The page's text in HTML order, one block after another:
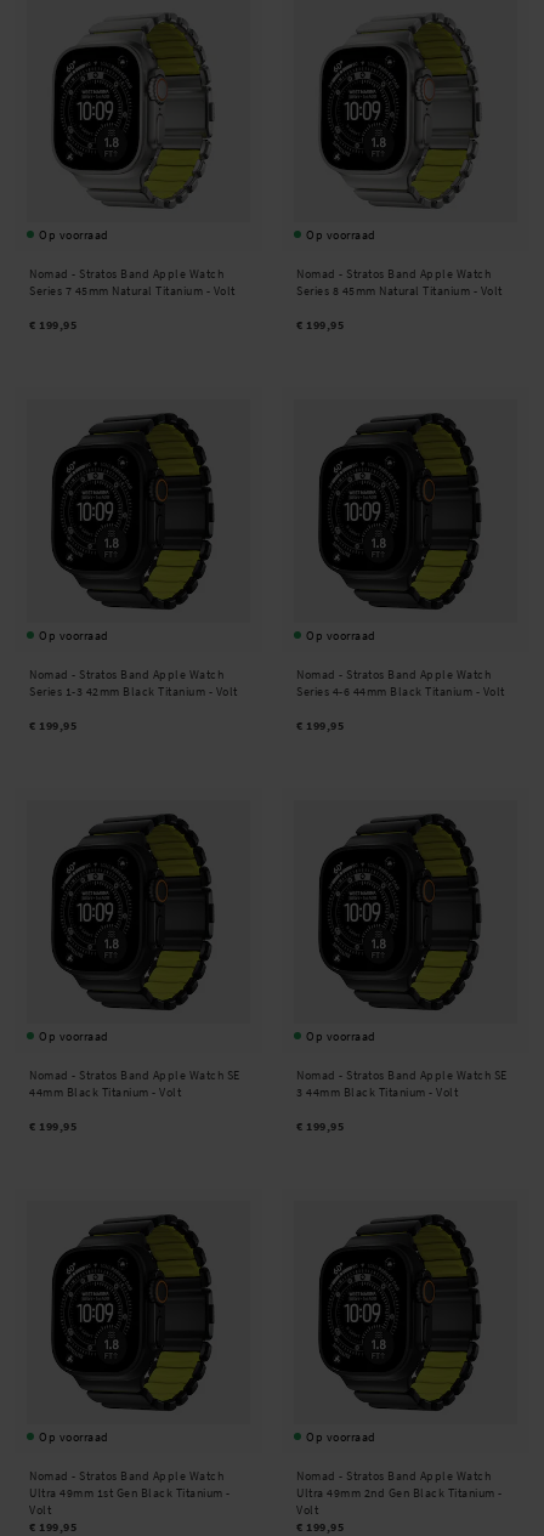
Op voorraad
Nomad - Stratos Band Apple Watch
Series 7 45mm Natural Titanium - Volt
€ 199,95
Op voorraad
Nomad - Stratos Band Apple Watch
Series 8 45mm Natural Titanium - Volt
€ 199,95
Op voorraad
Nomad - Stratos Band Apple Watch
Series 1-3 42mm Black Titanium - Volt
€ 199,95
Op voorraad
Nomad - Stratos Band Apple Watch
Series 4-6 44mm Black Titanium - Volt
€ 199,95
Op voorraad
Nomad - Stratos Band Apple Watch SE
44mm Black Titanium - Volt
€ 199,95
Op voorraad
Nomad - Stratos Band Apple Watch SE
3 44mm Black Titanium - Volt
€ 199,95
Op voorraad
Nomad - Stratos Band Apple Watch
Ultra 49mm 1st Gen Black Titanium -
Volt
€ 199,95
Op voorraad
Nomad - Stratos Band Apple Watch
Ultra 49mm 2nd Gen Black Titanium -
Volt
€ 199,95